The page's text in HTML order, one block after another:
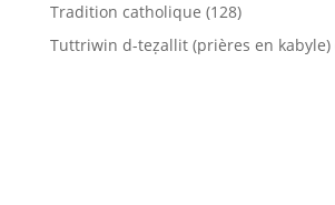
Tradition catholique (128)
Tuttriwin d-teẓallit (prières en kabyle)